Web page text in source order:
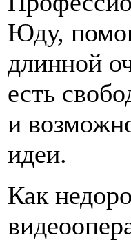
Юду,
длинной
есть
и
идеи.
Как